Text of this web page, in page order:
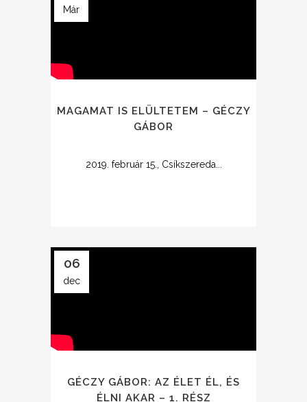
Már
MAGAMAT IS ELÜLTETEM – GÉCZY
GÁBOR
2019. február 15., Csíkszereda...
06
dec
GÉCZY GÁBOR: AZ ÉLET ÉL, ÉS
ÉLNI AKAR – 1. RÉSZ